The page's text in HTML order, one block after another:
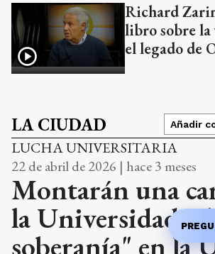
Richard
libro sobre
el legado de
LA CIUDAD Añadir
LUCHA UNIVERSITARIA
22 de abril de 2026 | hace 3 meses
Montarán una
la Universidad y
soberanía" en la